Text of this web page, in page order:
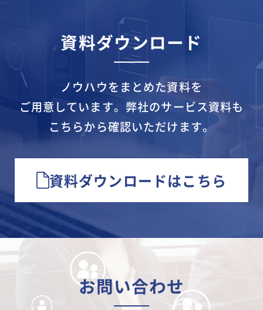
資料ダウンロード
ノウハウをまとめた資料を
ご用意しています。 弊社のサービス資料も
こちらから確認いただけます。
資料ダウンロードはこちら
お問い合わせ